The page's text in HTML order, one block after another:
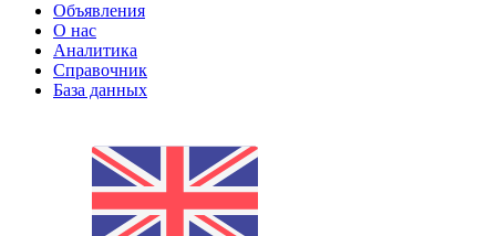
Объявления
О нас
Аналитика
Справочник
База данных